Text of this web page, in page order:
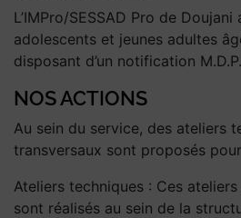
L’IMPro/SESSAD Pro de
adolescents et jeunes adultes
disposant d’un notification
NOS ACTIONS
Au sein du service, des ateliers
transversaux sont proposés
Ateliers techniques : Ces
sont réalisés au sein de la